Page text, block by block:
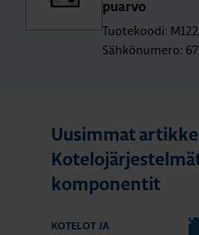
puar­vo
Tuotekoodi:
Sähkönumero:
Uusimmat
komponentit
KOTELOT JA